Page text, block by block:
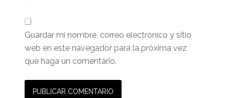
Guardar mi nombre, correo electrónico y sitio
web en este navegador para la próxima vez
que haga un comentario.